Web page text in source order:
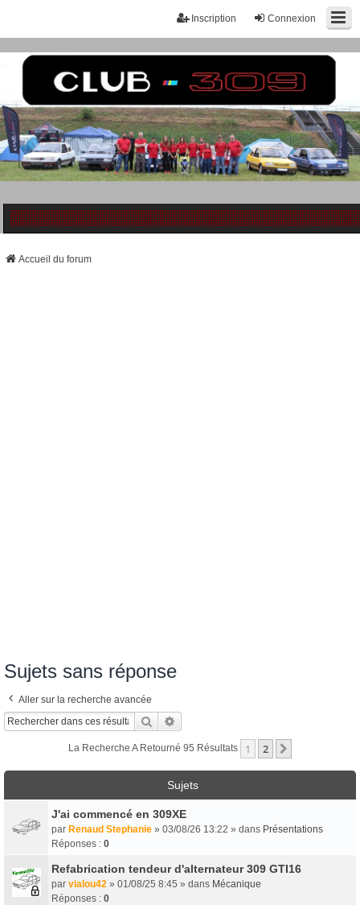
Connexion
Inscription
Accueil du forum
Sujets sans réponse
Aller sur la recherche avancée
Rechercher
La Recherche A Retourné 95 Résultats 1 2
Sujets
J'ai commencé en 309XE
par Renaud Stephanie » 03/08/26 13:22 » dans Présentations
Réponses : 0
Refabrication tendeur d'alternateur 309 GTI16
par vialou42 » 01/08/25 8:45 » dans Mécanique
Réponses : 0